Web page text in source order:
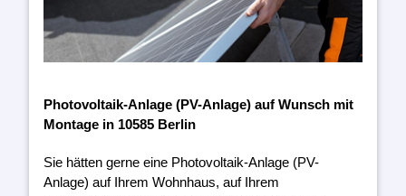
Photovoltaik-Anlage (PV-Anlage) auf Wunsch mit
Montage in 10585 Berlin
Sie hätten gerne eine Photovoltaik-Anlage (PV-
Anlage) auf Ihrem Wohnhaus, auf Ihrem